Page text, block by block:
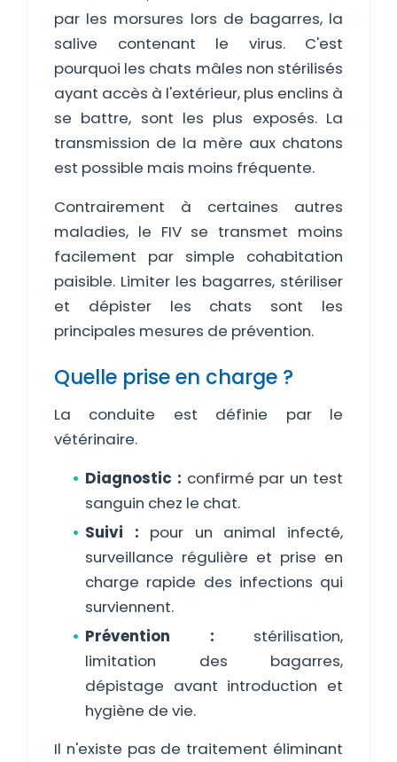
par les morsures lors de bagarres, la
salive contenant le virus. C'est
pourquoi les chats mâles non stérilisés
ayant accès à l'extérieur, plus enclins à
se battre, sont les plus exposés. La
transmission de la mère aux chatons
est possible mais moins fréquente.
Contrairement à certaines autres
maladies, le FIV se transmet moins
facilement par simple cohabitation
paisible. Limiter les bagarres, stériliser
et dépister les chats sont les
principales mesures de prévention.
Quelle prise en charge ?
La conduite est définie par le
vétérinaire.
Diagnostic : confirmé par un test
sanguin chez le chat.
Suivi : pour un animal infecté,
surveillance régulière et prise en
charge rapide des infections qui
surviennent.
Prévention : stérilisation,
limitation des bagarres,
dépistage avant introduction et
hygiène de vie.
Il n'existe pas de traitement éliminant